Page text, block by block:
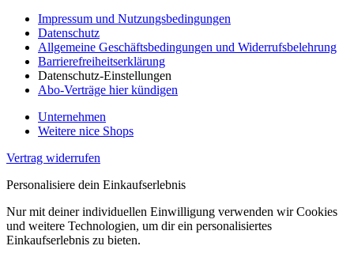
Impressum und Nutzungsbedingungen
Datenschutz
Allgemeine Geschäftsbedingungen und Widerrufsbelehrung
Barrierefreiheitserklärung
Datenschutz-Einstellungen
Abo-Verträge hier kündigen
Unternehmen
Weitere nice Shops
Vertrag widerrufen
Personalisiere dein Einkaufserlebnis
Nur mit deiner individuellen Einwilligung verwenden wir Cookies
und weitere Technologien, um dir ein personalisiertes
Einkaufserlebnis zu bieten.